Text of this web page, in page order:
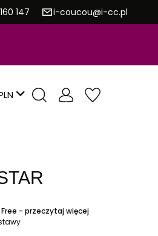
147 i-coucou@i-cc.pl
Free - przeczytaj więcej